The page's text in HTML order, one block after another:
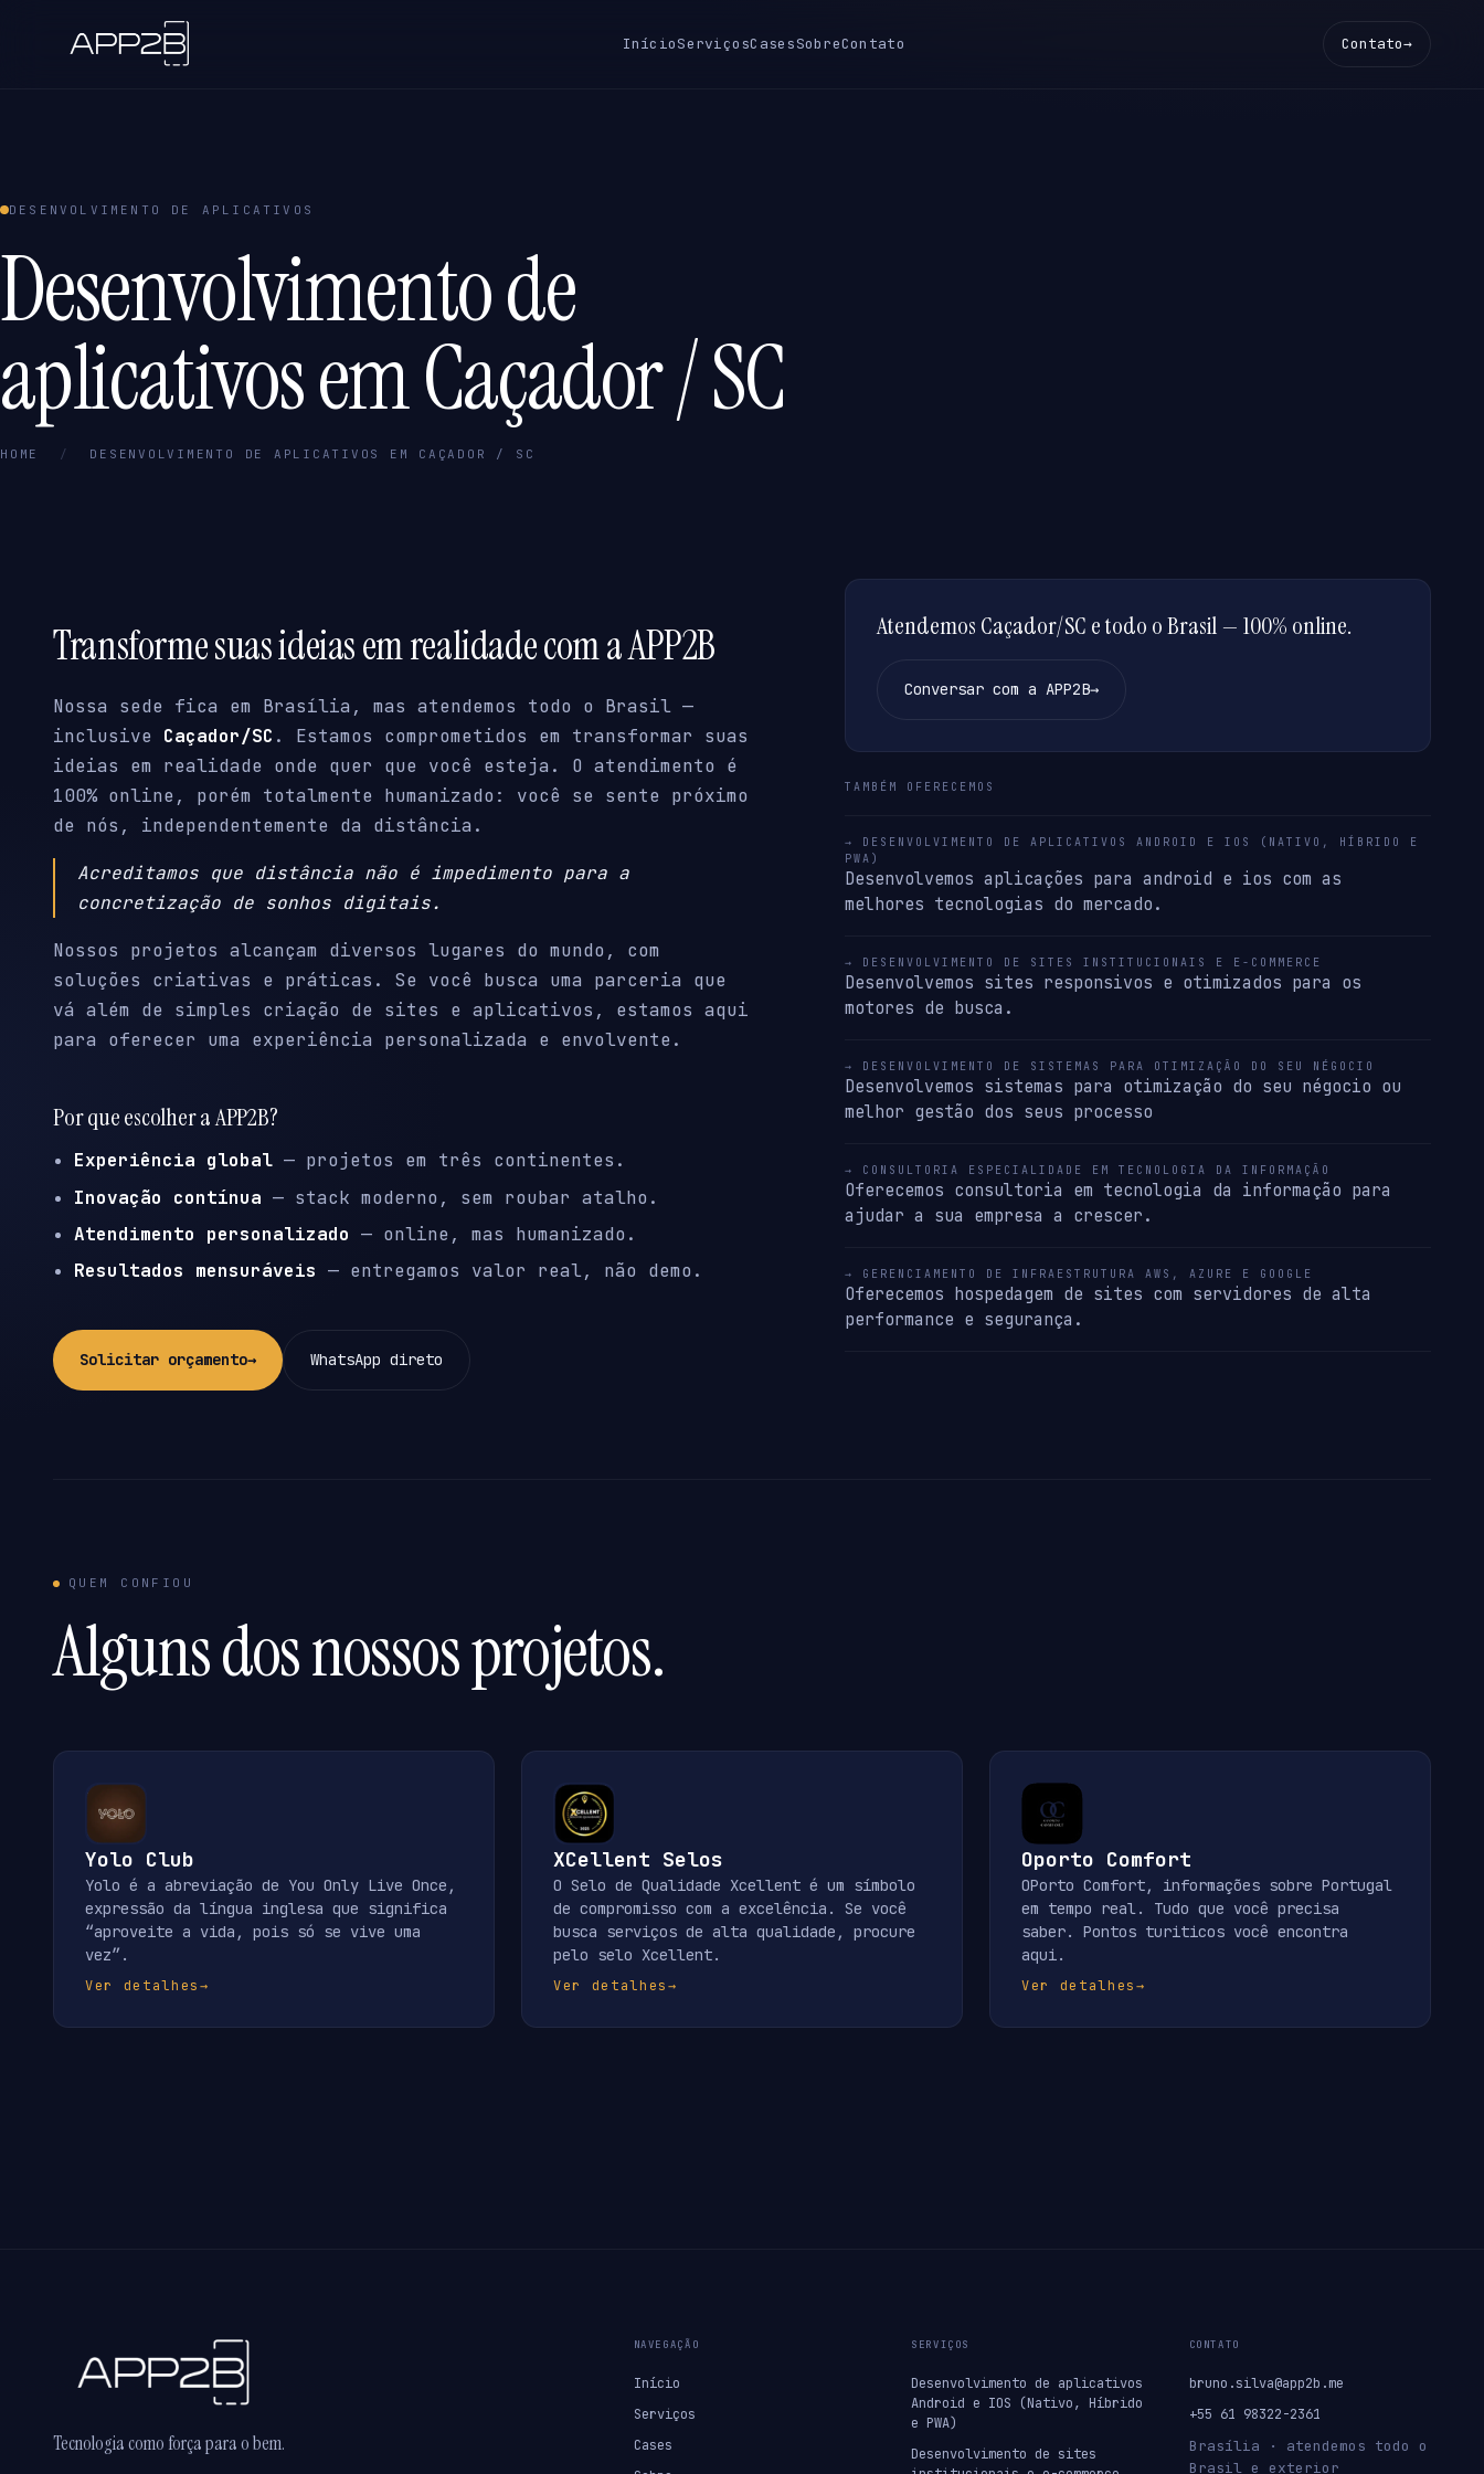
InícioServiçosCasesSobreContato Contato→
DESENVOLVIMENTO DE APLICATIVOS
Desenvolvimento de
aplicativos em Caçador / SC
HOME / DESENVOLVIMENTO DE APLICATIVOS EM CAÇADOR / SC
Transforme suas ideias em realidade com a APP2B
Nossa sede fica em Brasília, mas atendemos todo o Brasil —
inclusive Caçador/SC . Estamos comprometidos em transformar suas
ideias em realidade onde quer que você esteja. O atendimento é
100% online, porém totalmente humanizado: você se sente próximo
de nós, independentemente da distância.
Acreditamos que distância não é impedimento para a
concretização de sonhos digitais.
Nossos projetos alcançam diversos lugares do mundo, com
soluções criativas e práticas. Se você busca uma parceria que
vá além de simples criação de sites e aplicativos, estamos aqui
para oferecer uma experiência personalizada e envolvente.
Por que escolher a APP2B?
Experiência global — projetos em três continentes.
Inovação contínua — stack moderno, sem roubar atalho.
Atendimento personalizado — online, mas humanizado.
Resultados mensuráveis — entregamos valor real, não demo.
Solicitar orçamento→ WhatsApp direto
Atendemos Caçador/SC e todo o Brasil — 100% online.
Conversar com a APP2B→
TAMBÉM OFERECEMOS
→ DESENVOLVIMENTO DE APLICATIVOS ANDROID E IOS (NATIVO, HÍBRIDO E
PWA)
Desenvolvemos aplicações para android e ios com as
melhores tecnologias do mercado.
→ DESENVOLVIMENTO DE SITES INSTITUCIONAIS E E-COMMERCE
Desenvolvemos sites responsivos e otimizados para os
motores de busca.
→ DESENVOLVIMENTO DE SISTEMAS PARA OTIMIZAÇÃO DO SEU NÉGOCIO
Desenvolvemos sistemas para otimização do seu négocio ou
melhor gestão dos seus processo
→ CONSULTORIA ESPECIALIDADE EM TECNOLOGIA DA INFORMAÇÃO
Oferecemos consultoria em tecnologia da informação para
ajudar a sua empresa a crescer.
→ GERENCIAMENTO DE INFRAESTRUTURA AWS, AZURE E GOOGLE
Oferecemos hospedagem de sites com servidores de alta
performance e segurança.
QUEM CONFIOU
Alguns dos nossos projetos.
Yolo Club
Yolo é a abreviação de You Only Live Once,
expressão da língua inglesa que significa
“aproveite a vida, pois só se vive uma
vez”.
Ver detalhes→
XCellent Selos
O Selo de Qualidade Xcellent é um símbolo
de compromisso com a excelência. Se você
busca serviços de alta qualidade, procure
pelo selo Xcellent.
Ver detalhes→
Oporto Comfort
OPorto Comfort, informações sobre Portugal
em tempo real. Tudo que você precisa
saber. Pontos turiticos você encontra
aqui.
Ver detalhes→
Tecnologia como força para o bem.
NAVEGAÇÃO
Início
Serviços
Cases
SERVIÇOS
Desenvolvimento de aplicativos
Android e IOS (Nativo, Híbrido
e PWA)
Desenvolvimento de sites
CONTATO
bruno.silva@app2b.me
+55 61 98322-2361
Brasília · atendemos todo o
Brasil e exterior